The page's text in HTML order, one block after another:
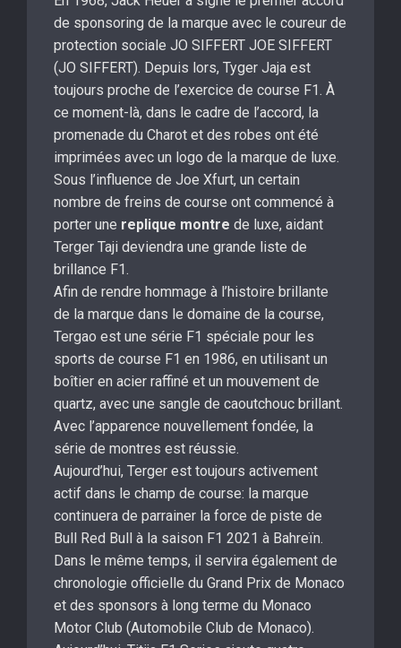
de sponsoring de la marque avec le coureur de
protection sociale JO SIFFERT JOE SIFFERT
(JO SIFFERT). Depuis lors, Tyger Jaja est
toujours proche de l’exercice de course F1. À
ce moment-là, dans le cadre de l’accord, la
promenade du Charot et des robes ont été
imprimées avec un logo de la marque de luxe.
Sous l’influence de Joe Xfurt, un certain
nombre de freins de course ont commencé à
porter une replique montre de luxe, aidant
Terger Taji deviendra une grande liste de
brillance F1.
Afin de rendre hommage à l’histoire brillante
de la marque dans le domaine de la course,
Tergao est une série F1 spéciale pour les
sports de course F1 en 1986, en utilisant un
boîtier en acier raffiné et un mouvement de
quartz, avec une sangle de caoutchouc brillant.
Avec l’apparence nouvellement fondée, la
série de montres est réussie.
Aujourd’hui, Terger est toujours activement
actif dans le champ de course: la marque
continuera de parrainer la force de piste de
Bull Red Bull à la saison F1 2021 à Bahreïn.
Dans le même temps, il servira également de
chronologie officielle du Grand Prix de Monaco
et des sponsors à long terme du Monaco
Motor Club (Automobile Club de Monaco).